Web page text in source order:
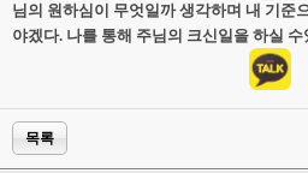
님의 원하심이 무엇일까 생각하며 내 기준
야겠다. 나를 통해 주님의 크신일을 하실 수
목록